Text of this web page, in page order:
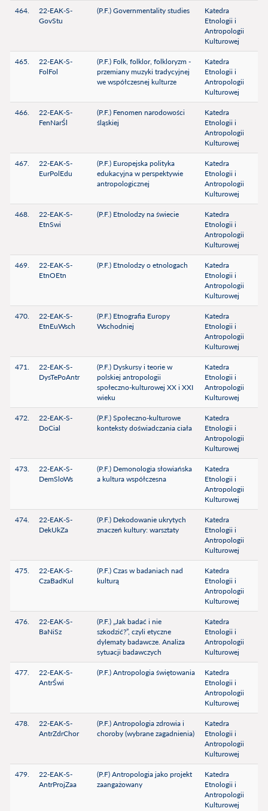
464.
22-EAK-S-
GovStu
(P.F.) Governmentality studies
Katedra
Etnologii i
Antropologii
Kulturowej
465.
22-EAK-S-
FolFol
(P.F.) Folk, folklor, folkloryzm -
przemiany muzyki tradycyjnej
we współczesnej kulturze
Katedra
Etnologii i
Antropologii
Kulturowej
466.
22-EAK-S-
FenNarŚl
(P.F.) Fenomen narodowości
śląskiej
Katedra
Etnologii i
Antropologii
Kulturowej
467.
22-EAK-S-
EurPolEdu
(P.F.) Europejska polityka
edukacyjna w perspektywie
antropologicznej
Katedra
Etnologii i
Antropologii
Kulturowej
468.
22-EAK-S-
EtnSwi
(P.F.) Etnolodzy na świecie
Katedra
Etnologii i
Antropologii
Kulturowej
469.
22-EAK-S-
EtnOEtn
(P.F.) Etnolodzy o etnologach
Katedra
Etnologii i
Antropologii
Kulturowej
470.
22-EAK-S-
EtnEuWsch
(P.F.) Etnografia Europy
Wschodniej
Katedra
Etnologii i
Antropologii
Kulturowej
471.
22-EAK-S-
DysTePoAntr
(P.F.) Dyskursy i teorie w
polskiej antropologii
społeczno-kulturowej XX i XXI
wieku
Katedra
Etnologii i
Antropologii
Kulturowej
472.
22-EAK-S-
DoCial
(P.F.) Społeczno-kulturowe
konteksty doświadczania ciała
Katedra
Etnologii i
Antropologii
Kulturowej
473.
22-EAK-S-
DemSloWs
(P.F.) Demonologia słowiańska
a kultura współczesna
Katedra
Etnologii i
Antropologii
Kulturowej
474.
22-EAK-S-
DekUkZa
(P.F.) Dekodowanie ukrytych
znaczeń kultury: warsztaty
Katedra
Etnologii i
Antropologii
Kulturowej
475.
22-EAK-S-
CzaBadKul
(P.F.) Czas w badaniach nad
kulturą
Katedra
Etnologii i
Antropologii
Kulturowej
476.
22-EAK-S-
BaNiSz
(P.F.) „Jak badać i nie
szkodzić?”, czyli etyczne
dylematy badawcze. Analiza
sytuacji badawczych
Katedra
Etnologii i
Antropologii
Kulturowej
477.
22-EAK-S-
AntrŚwi
(P.F.) Antropologia świętowania
Katedra
Etnologii i
Antropologii
Kulturowej
478.
22-EAK-S-
AntrZdrChor
(P.F.) Antropologia zdrowia i
choroby (wybrane zagadnienia)
Katedra
Etnologii i
Antropologii
Kulturowej
479.
22-EAK-S-
AntrProjZaa
(P.F) Antropologia jako projekt
zaangażowany
Katedra
Etnologii i
Antropologii
Kulturowej